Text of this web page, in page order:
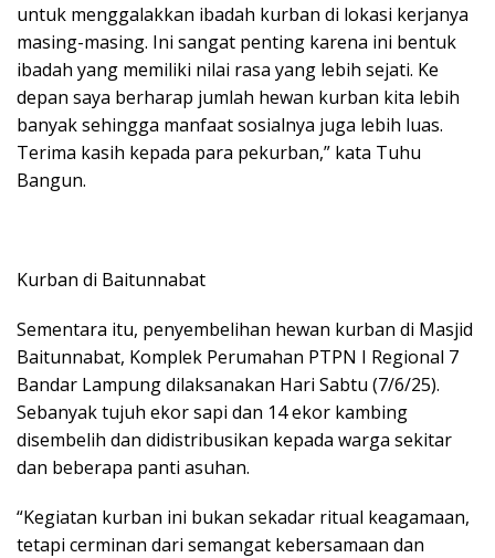
untuk menggalakkan ibadah kurban di lokasi kerjanya
masing-masing. Ini sangat penting karena ini bentuk
ibadah yang memiliki nilai rasa yang lebih sejati. Ke
depan saya berharap jumlah hewan kurban kita lebih
banyak sehingga manfaat sosialnya juga lebih luas.
Terima kasih kepada para pekurban,” kata Tuhu
Bangun.
Kurban di Baitunnabat
Sementara itu, penyembelihan hewan kurban di Masjid
Baitunnabat, Komplek Perumahan PTPN I Regional 7
Bandar Lampung dilaksanakan Hari Sabtu (7/6/25).
Sebanyak tujuh ekor sapi dan 14 ekor kambing
disembelih dan didistribusikan kepada warga sekitar
dan beberapa panti asuhan.
“Kegiatan kurban ini bukan sekadar ritual keagamaan,
tetapi cerminan dari semangat kebersamaan dan